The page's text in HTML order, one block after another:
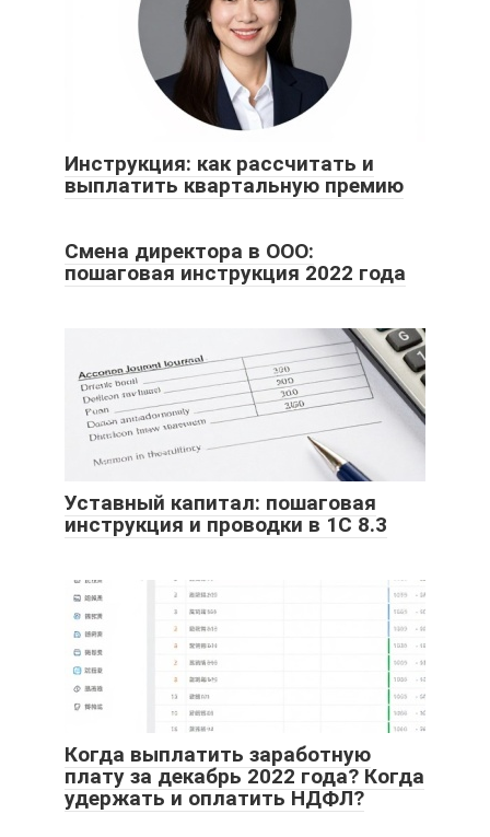
Инструкция: как рассчитать и
выплатить квартальную премию
Смена директора в ООО:
пошаговая инструкция 2022 года
Уставный капитал: пошаговая
инструкция и проводки в 1С 8.3
Когда выплатить заработную
плату за декабрь 2022 года? Когда
удержать и оплатить НДФЛ?